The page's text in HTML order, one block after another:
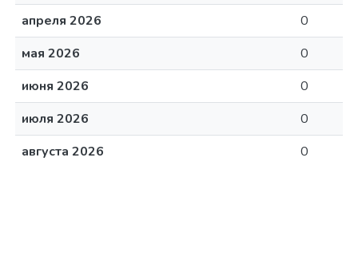
апреля 2026
0
мая 2026
0
июня 2026
0
июля 2026
0
августа 2026
0